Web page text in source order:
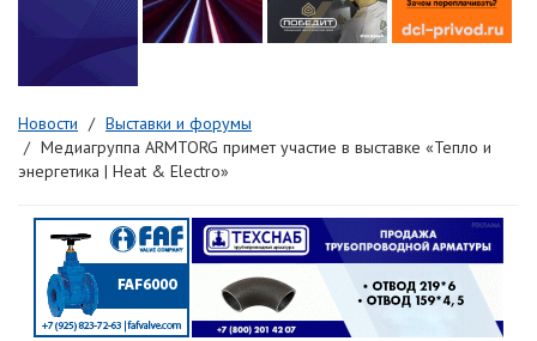
Новости
Выставки и форумы
Медиагруппа ARMTORG примет участие в выставке «Тепло и
энергетика | Heat & Electro»